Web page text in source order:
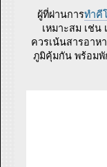
ผู้ที่ผ่านการทำคี
เหมาะสม เช่น
ควรเน้นสารอาห
ภูมิคุ้มกัน พร้อมพั